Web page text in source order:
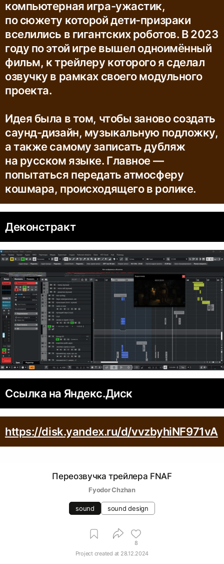
компьютерная игра-ужастик,
по сюжету которой дети-призраки
вселились в гигантских роботов. В 2023
году по этой игре вышел одноимённый
фильм, к трейлеру которого я сделал
озвучку в рамках своего модульного
проекта.
Идея была в том, чтобы заново создать
саунд-дизайн, музыкальную подложку,
а также самому записать дубляж
на русском языке. Главное —
попытаться передать атмосферу
кошмара, происходящего в ролике.
Деконстракт
Ссылка на Яндекс.Диск
https://disk.yandex.ru/d/vvzbyhiNF971vA
Переозвучка трейлера FNAF
Fyodor Chzhan
sound sound design
8
Project created at 28.12.2024